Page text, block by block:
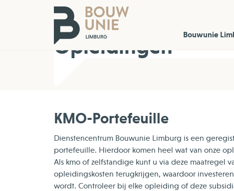
Bouwunie
Opleidingen
KMO-Portefeuille
Dienstencentrum Bouwunie Limburg is een
portefeuille. Hierdoor komen heel wat van onze
Als kmo of zelfstandige kunt u via deze maatregel
opleidingskosten terugkrijgen, waardoor
wordt. Controleer bij elke opleiding of deze